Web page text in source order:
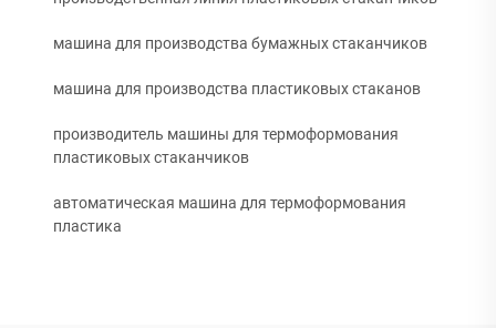
машина для производства бумажных стаканчиков
машина для производства пластиковых стаканов
производитель машины для термоформования
пластиковых стаканчиков
автоматическая машина для термоформования
пластика